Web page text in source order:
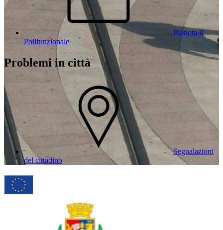
Prenota il
Polifunzionale
Problemi in città
Segnalazioni
del cittadino